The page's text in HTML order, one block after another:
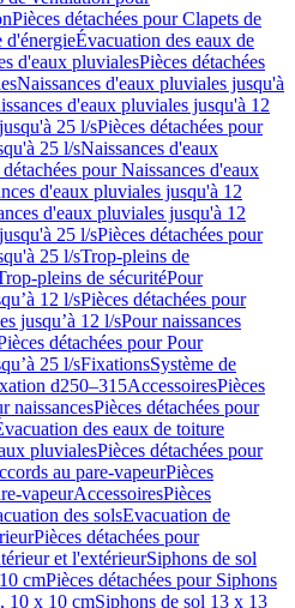
Pièces détachées pour Clapets de
d'énergieÉvacuation des eaux de
d'eaux pluvialesPièces détachées
Naissances d'eaux pluviales jusqu'à
d'eaux pluviales jusqu'à 12
25 l/sPièces détachées pour
25 l/sNaissances d'eaux
détachées pour Naissances d'eaux
d'eaux pluviales jusqu'à 12
d'eaux pluviales jusqu'à 12
25 l/sPièces détachées pour
25 l/sTrop-pleins de
pleins de sécuritéPour
12 l/sPièces détachées pour
jusqu’à 12 l/sPour naissances
détachées pour Pour
25 l/sFixationsSystème de
d250–315AccessoiresPièces
naissancesPièces détachées pour
des eaux de toiture
pluvialesPièces détachées pour
au pare-vapeurPièces
vapeurAccessoiresPièces
des solsEvacuation de
Pièces détachées pour
et l'extérieurSiphons de sol
cmPièces détachées pour Siphons
10 x 10 cmSiphons de sol 13 x 13